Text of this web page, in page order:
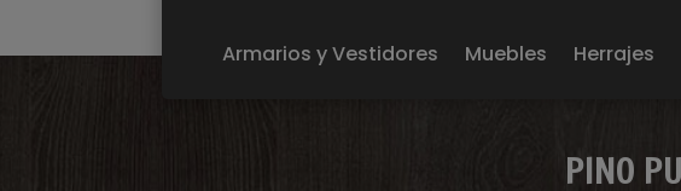
Armarios y Vestidores Muebles Herrajes
PINO